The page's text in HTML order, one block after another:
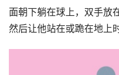
面朝下躺在球上，双手放
然后让他站在或跪在地上